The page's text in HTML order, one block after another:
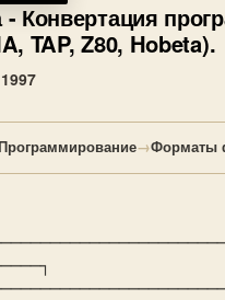
- Конвертация
TAP, Z80, Hobeta).
→Форматы